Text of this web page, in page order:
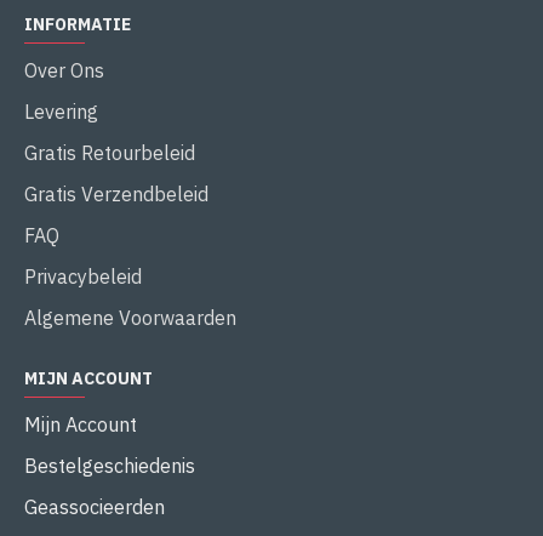
INFORMATIE
Over Ons
Levering
Gratis Retourbeleid
Gratis Verzendbeleid
FAQ
Privacybeleid
Algemene Voorwaarden
MIJN ACCOUNT
Mijn Account
Bestelgeschiedenis
Geassocieerden